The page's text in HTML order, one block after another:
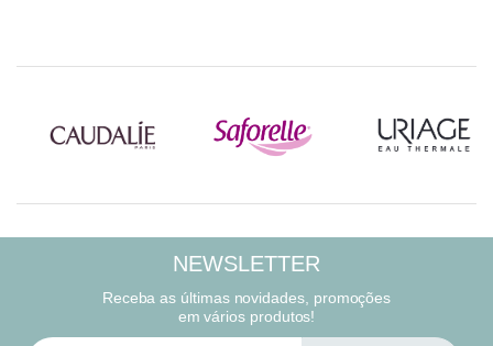
NEWSLETTER
Receba as últimas novidades, promoções
em vários produtos!